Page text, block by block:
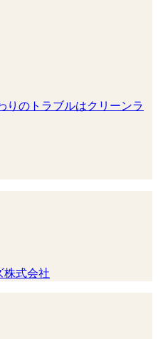
りのトラブルはクリーンラ
株式会社